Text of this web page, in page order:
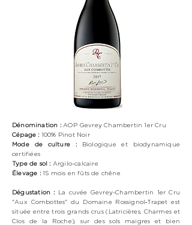
Dénomination : AOP Gevrey Chambertin 1er Cru
Cépage : 100% Pinot Noir
Mode de culture :
Biologiqueet biodynamique
certifiées
Type de sol : Argilo-calcaire
Élevage : 15 mois en fûts de chêne
Dégustation : La cuvée Gevrey-Chambertin 1er Cru
"Aux Combottes" du Domaine Rossignol‑Trapet est
située entre trois grands crus (Latricières, Charmes et
Clos de la Roche), sur des sols maigres et bien